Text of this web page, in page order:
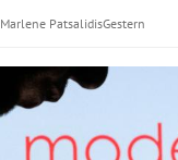
Marlene PatsalidisGestern